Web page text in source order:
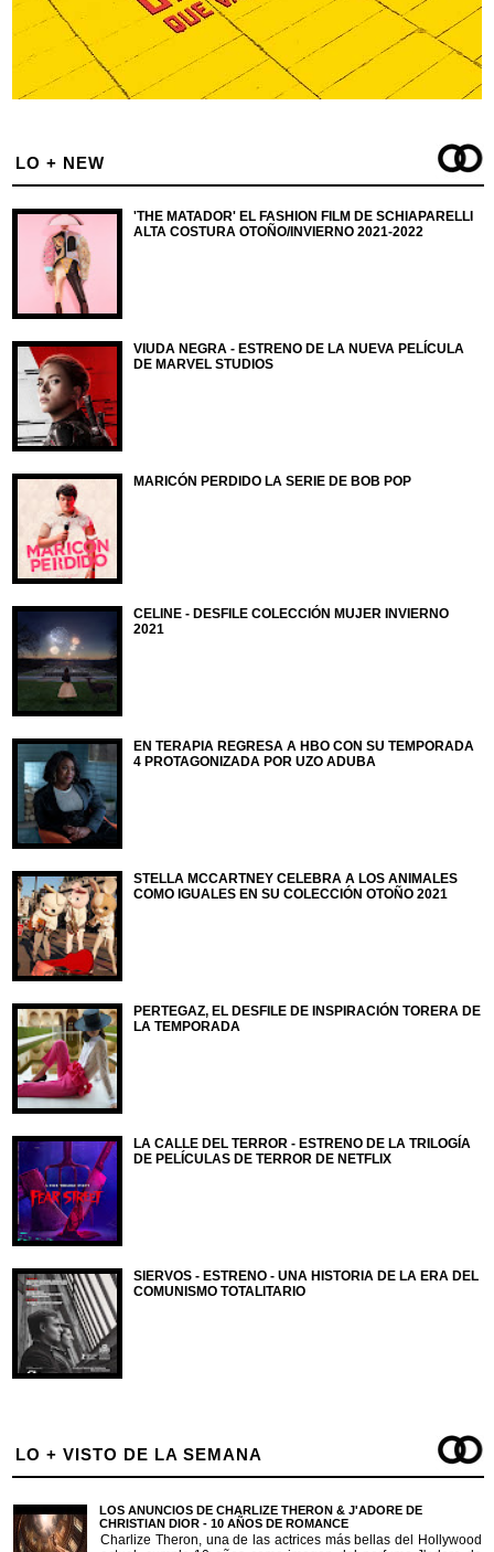
LO + NEW
'THE MATADOR' EL FASHION FILM DE SCHIAPARELLI
ALTA COSTURA OTOÑO/INVIERNO 2021-2022
VIUDA NEGRA - ESTRENO DE LA NUEVA PELÍCULA
DE MARVEL STUDIOS
MARICÓN PERDIDO LA SERIE DE BOB POP
CELINE - DESFILE COLECCIÓN MUJER INVIERNO
2021
EN TERAPIA REGRESA A HBO CON SU TEMPORADA
4 PROTAGONIZADA POR UZO ADUBA
STELLA MCCARTNEY CELEBRA A LOS ANIMALES
COMO IGUALES EN SU COLECCIÓN OTOÑO 2021
PERTEGAZ, EL DESFILE DE INSPIRACIÓN TORERA DE
LA TEMPORADA
LA CALLE DEL TERROR - ESTRENO DE LA TRILOGÍA
DE PELÍCULAS DE TERROR DE NETFLIX
SIERVOS - ESTRENO - UNA HISTORIA DE LA ERA DEL
COMUNISMO TOTALITARIO
LO + VISTO DE LA SEMANA
LOS ANUNCIOS DE CHARLIZE THERON & J'ADORE DE
CHRISTIAN DIOR - 10 AÑOS DE ROMANCE
Charlize Theron, una de las actrices más bellas del Hollywood